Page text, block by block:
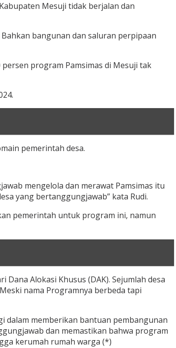
Mesuji tidak berjalan dan
bangunan dan saluran perpipaan
persen program Pamsimas di Mesuji tak
pemerintah desa.
mengelola dan merawat Pamsimas itu
yang bertanggungjawab” kata Rudi.
pemerintah untuk program ini, namun
Alokasi Khusus (DAK). Sejumlah desa
nama Programnya berbeda tapi
dalam memberikan bantuan pembangunan
dan memastikan bahwa program
kerumah rumah warga (*)